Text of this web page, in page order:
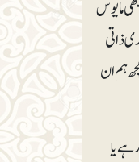
مایوس
ذاتی
ہم ان
یا